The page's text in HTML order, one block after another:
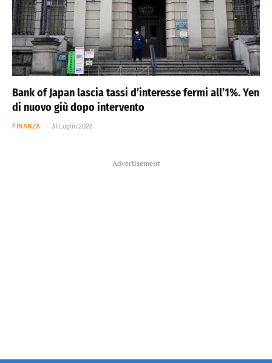
Bank of Japan lascia tassi d’interesse fermi all’1%. Yen
di nuovo giù dopo intervento
FINANZA 31 Luglio 2026
Advertisement